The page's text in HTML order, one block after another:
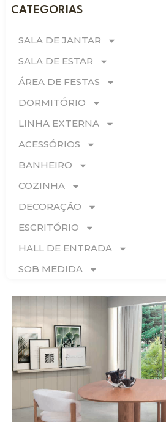
CATEGORIAS
SALA DE JANTAR
SALA DE ESTAR
ÁREA DE FESTAS
DORMITÓRIO
LINHA EXTERNA
ACESSÓRIOS
BANHEIRO
COZINHA
DECORAÇÃO
ESCRITÓRIO
HALL DE ENTRADA
SOB MEDIDA